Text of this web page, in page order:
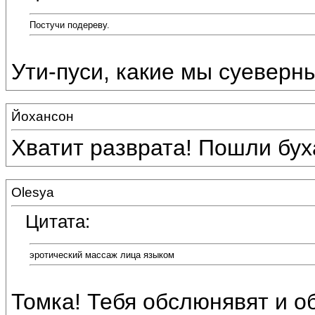
Постучи подереву.
Ути-пуси, какие мы
Йохансон
Хватит разврата! Пошли
Olesya
Цитата:
эротический массаж лица языком
Томка! Тебя обслюнявят и